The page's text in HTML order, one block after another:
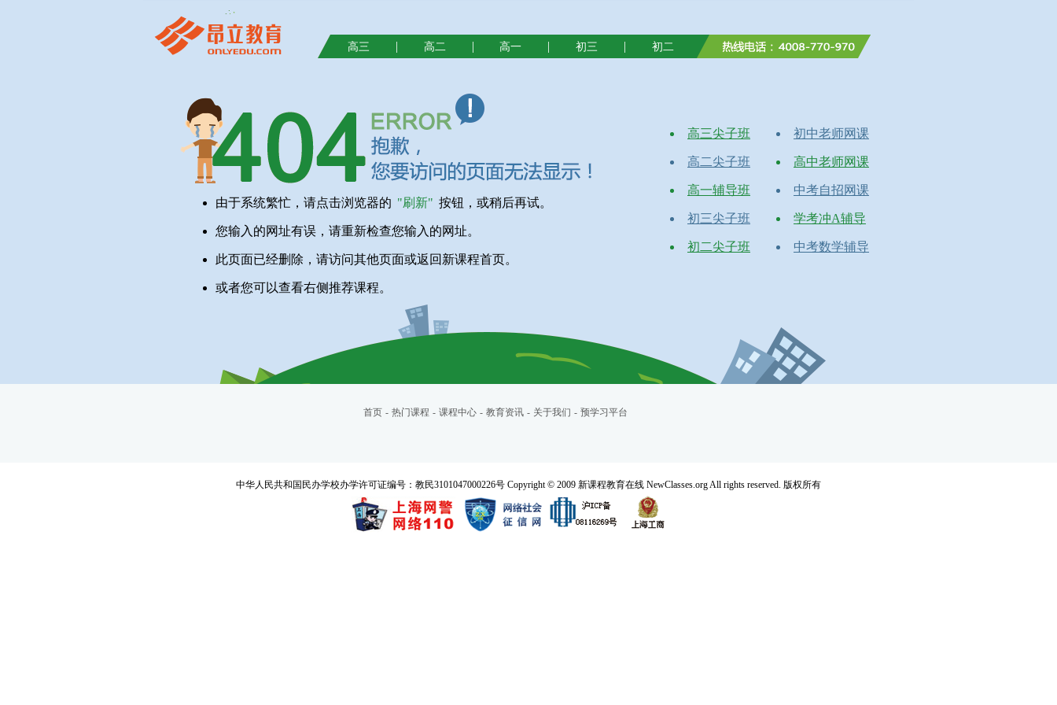
高三 | 高二 | 高一 | 初三 | 初二
由于系统繁忙，请点击浏览器的 "刷新" 按钮，或稍后再试。
您输入的网址有误，请重新检查您输入的网址。
此页面已经删除，请访问其他页面或返回新课程首页。
或者您可以查看右侧推荐课程。
高三尖子班 初中老师网课
高二尖子班 高中老师网课
高一辅导班 中考自招网课
初三尖子班 学考冲A辅导
初二尖子班 中考数学辅导
首页 - 热门课程 - 课程中心 - 教育资讯 - 关于我们 - 预学习平台
中华人民共和国民办学校办学许可证编号：教民3101047000226号 Copyright © 2009 新课程教育在线 NewClasses.org All rights reserved. 版权所有